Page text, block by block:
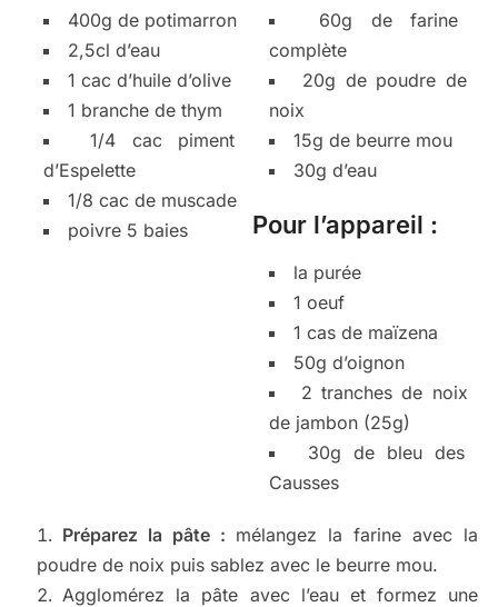
400g de potimarron
2,5cl d’eau
1 cac d’huile d’olive
1 branche de thym
1/4 cac piment
d’Espelette
1/8 cac de muscade
poivre 5 baies
60g de farine
complète
20g de poudre de
noix
15g de beurre mou
30g d’eau
Pour l’appareil :
la purée
1 oeuf
1 cas de maïzena
50g d’oignon
2 tranches de noix
de jambon (25g)
30g de bleu des
Causses
Préparez la pâte : mélangez la farine avec la
poudre de noix puis sablez avec le beurre mou.
Agglomérez la pâte avec l’eau et formez une